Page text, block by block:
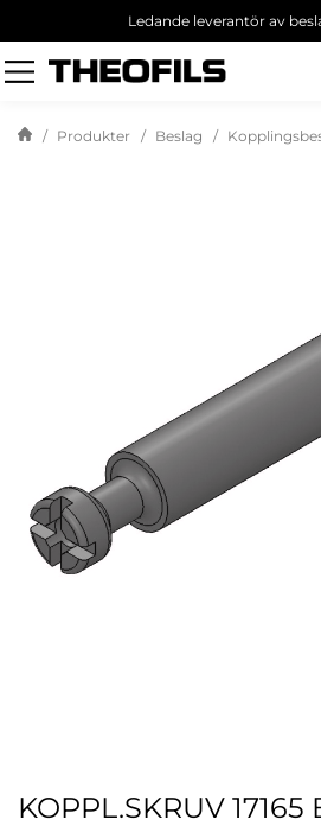
Ledande leverantör av
Sök
produkt
Produkter Beslag
KOPPL.SKRUV